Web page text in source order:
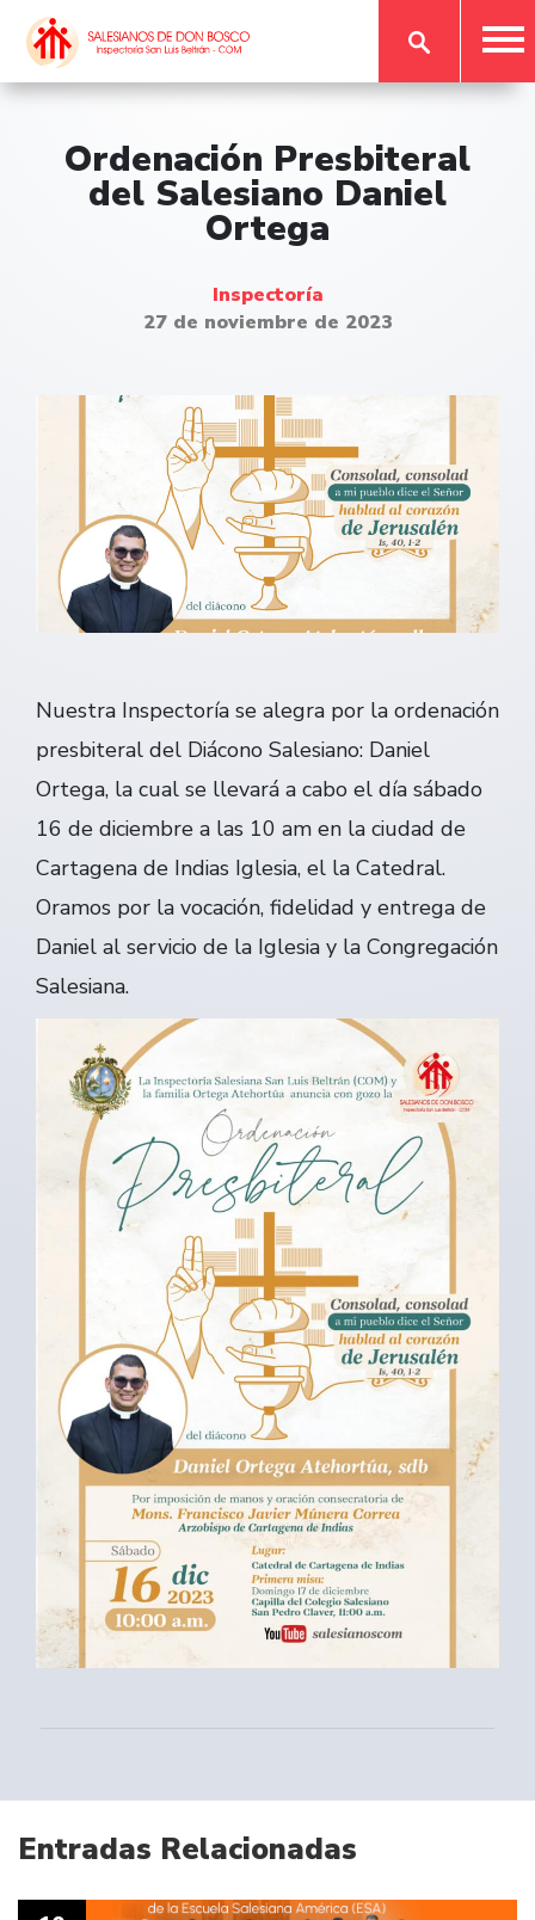
Ordenación Presbiteral
del Salesiano Daniel
Ortega
Inspectoría
27 de noviembre de 2023
Nuestra Inspectoría se alegra por la ordenación
presbiteral del Diácono Salesiano: Daniel
Ortega, la cual se llevará a cabo el día sábado
16 de diciembre a las 10 am en la ciudad de
Cartagena de Indias Iglesia, el la Catedral.
Oramos por la vocación, fidelidad y entrega de
Daniel al servicio de la Iglesia y la Congregación
Salesiana.
Entradas Relacionadas